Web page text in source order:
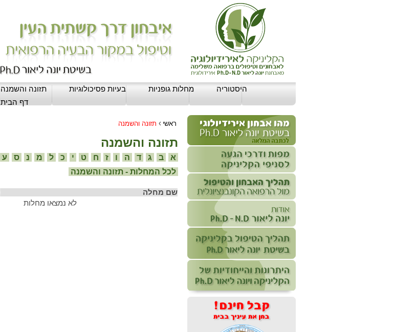
תזונה והשמנה בעיות פסיכולוגיות מחלות גופניות
היסטוריה
דף הבית
ראשי › תזונה והשמנה
תזונה והשמנה
א ב ג ד ה ו ז ח ט י כ ל מ נ ס ע
לכל המחלות - תזונה והשמנה
שם מחלה
לא נמצאו מחלות